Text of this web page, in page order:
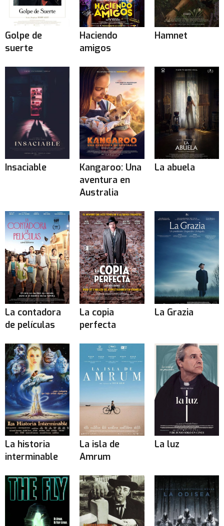
Golpe de
suerte
Haciendo
amigos
Hamnet
Insaciable
Kangaroo: Una
aventura en
Australia
La abuela
La contadora
de películas
La copia
perfecta
La Grazia
La historia
interminable
La isla de
Amrum
La luz